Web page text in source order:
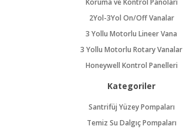
Koruma ve Kontrol Panoları
2Yol-3Yol On/Off Vanalar
3 Yollu Motorlu Lineer Vana
3 Yollu Motorlu Rotary Vanalar
Honeywell Kontrol Panelleri
Kategoriler
Santrifüj Yüzey Pompaları
Temiz Su Dalgıç Pompaları